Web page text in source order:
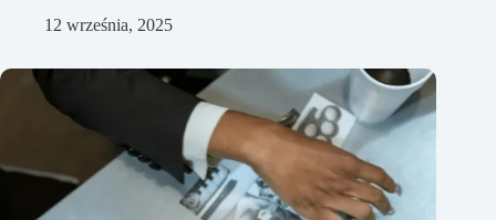
12 września, 2025